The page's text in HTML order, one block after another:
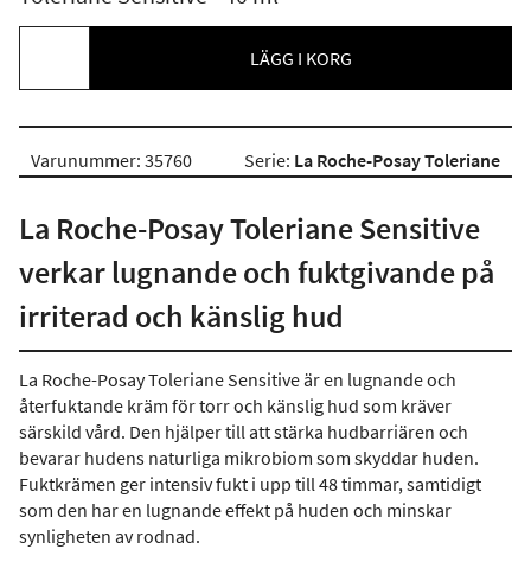
LÄGG I KORG
Varunummer: 35760 Serie: La Roche-Posay Toleriane
La Roche-Posay Toleriane Sensitive
verkar lugnande och fuktgivande på
irriterad och känslig hud
La Roche-Posay Toleriane Sensitive är en lugnande och
återfuktande kräm för torr och känslig hud som kräver
särskild vård. Den hjälper till att stärka hudbarriären och
bevarar hudens naturliga mikrobiom som skyddar huden.
Fuktkrämen ger intensiv fukt i upp till 48 timmar, samtidigt
som den har en lugnande effekt på huden och minskar
synligheten av rodnad.